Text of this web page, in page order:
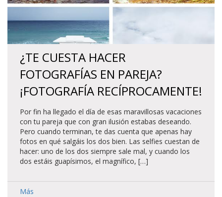
¿TE CUESTA HACER
FOTOGRAFÍAS EN PAREJA?
¡FOTOGRAFÍA RECÍPROCAMENTE!
Por fin ha llegado el día de esas maravillosas vacaciones
con tu pareja que con gran ilusión estabas deseando.
Pero cuando terminan, te das cuenta que apenas hay
fotos en qué salgáis los dos bien. Las selfies cuestan de
hacer: uno de los dos siempre sale mal, y cuando los
dos estáis guapísimos, el magnífico, […]
Más